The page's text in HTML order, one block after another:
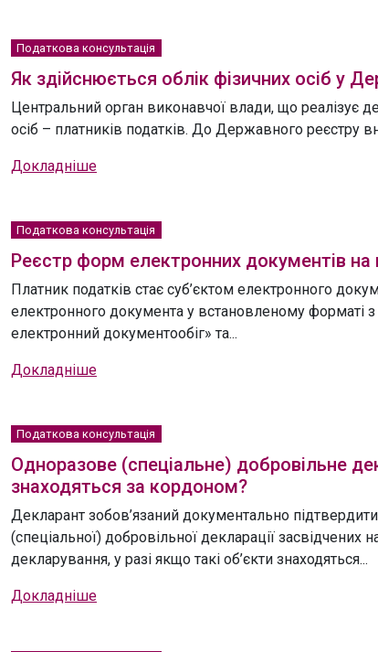
Податкова консультація
Як здійснюється облік фізичних осіб у
Центральний орган виконавчої влади, що реалізує
осіб – платників податків. До Державного реєстру
Докладніше
Податкова консультація
Реєстр форм електронних документів
Платник податків стає суб’єктом електронного
електронного документа у встановленому форматі
електронний документообіг» та...
Докладніше
Податкова консультація
Одноразове (спеціальне) добровільне
знаходяться за кордоном?
Декларант зобов’язаний документально
(спеціальної) добровільної декларації
декларування, у разі якщо такі об’єкти знаходяться...
Докладніше